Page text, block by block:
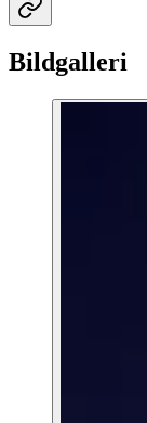
Bildgalleri